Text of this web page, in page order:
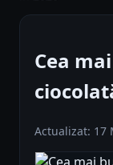
Cea
Actualizat: 17